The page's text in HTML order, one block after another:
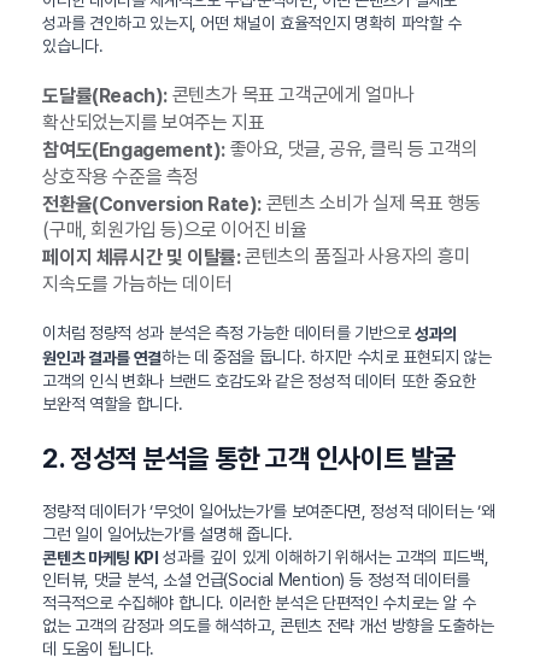
성과를 견인하고 있는지, 어떤 채널이 효율적인지 명확히 파악할 수
있습니다.
도달률(Reach):콘텐츠가 목표 고객군에게 얼마나
확산되었는지를 보여주는 지표
참여도(Engagement):좋아요, 댓글, 공유, 클릭 등 고객의
상호작용 수준을 측정
전환율(Conversion Rate):콘텐츠 소비가 실제 목표 행동
(구매, 회원가입 등)으로 이어진 비율
페이지 체류시간 및 이탈률:콘텐츠의 품질과 사용자의 흥미
지속도를 가늠하는 데이터
이처럼 정량적 성과 분석은 측정 가능한 데이터를 기반으로성과의
원인과 결과를 연결하는 데 중점을 둡니다. 하지만 수치로 표현되지 않는
고객의 인식 변화나 브랜드 호감도와 같은 정성적 데이터 또한 중요한
보완적 역할을 합니다.
2. 정성적 분석을 통한 고객 인사이트 발굴
정량적 데이터가 ‘무엇이 일어났는가’를 보여준다면, 정성적 데이터는 ‘왜
그런 일이 일어났는가’를 설명해 줍니다.
콘텐츠 마케팅 KPI 성과를 깊이 있게 이해하기 위해서는 고객의 피드백,
인터뷰, 댓글 분석, 소셜 언급(Social Mention) 등 정성적 데이터를
적극적으로 수집해야 합니다. 이러한 분석은 단편적인 수치로는 알 수
없는 고객의 감정과 의도를 해석하고, 콘텐츠 전략 개선 방향을 도출하는
데 도움이 됩니다.